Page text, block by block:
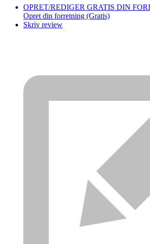
OPRET/REDIGER GRATIS DIN
Opret din forretning (Gratis)
Skriv review